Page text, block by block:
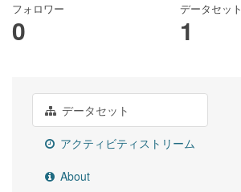
フォロワー
0
データセット
1
データセット
アクティビティストリーム
About